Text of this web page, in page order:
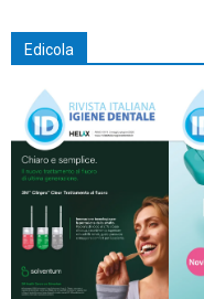
Edicola